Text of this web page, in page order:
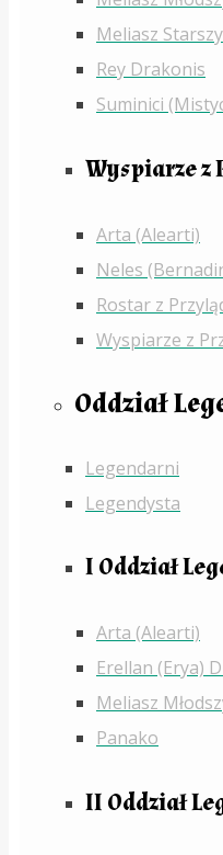
Meliasz Starszy
Rey Drakonis
Suminici
Wyspiarze z
Arta (Alearti)
Neles
Rostar z
Wyspiarze z
Oddział
Legendarni
Legendysta
I Oddział
Arta (Alearti)
Erellan (Erya)
Meliasz
Panako
II Oddział